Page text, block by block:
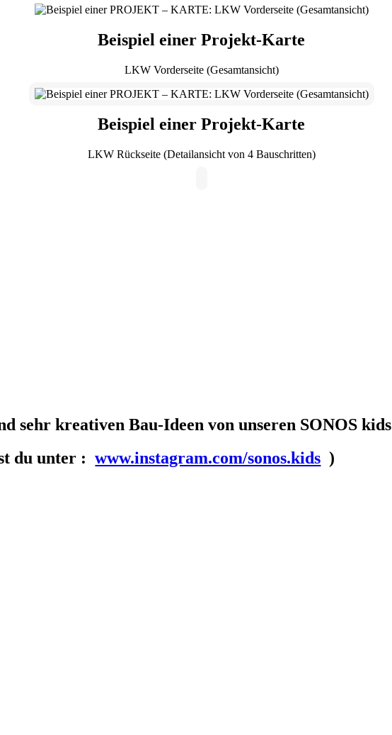
Beispiel einer Projekt-Karte
LKW Vorderseite (Gesamtansicht)
Beispiel einer Projekt-Karte
LKW Rückseite (Detailansicht von 4 Bauschritten)
sehr kreativen Bau-Ideen von unseren SONOS kids
du unter :www.instagram.com/sonos.kids )